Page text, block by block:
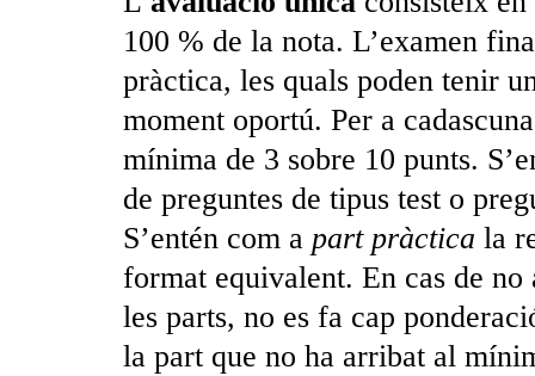
100 % de la nota. L’examen
pràctica, les quals poden tenir
moment oportú. Per a
mínima de 3 sobre 10 punts.
de preguntes de tipus test o
S’entén com a part pràctica la
format equivalent. En cas de
les parts, no es fa cap
la part que no ha arribat al